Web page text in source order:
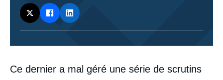
Corps
analyses
Ce dernier a mal géré une série de scrutins